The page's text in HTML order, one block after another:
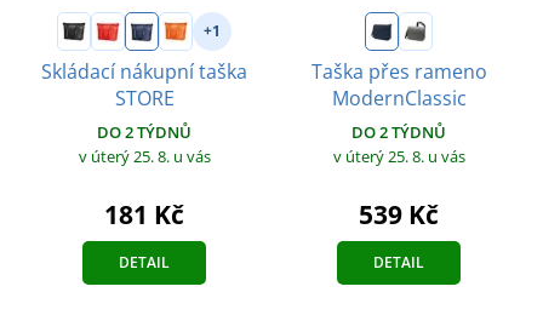
+1
Skládací nákupní taška
STORE
DO 2 TÝDNŮ
v úterý 25. 8. u vás
181 Kč
DETAIL
Taška přes rameno
ModernClassic
DO 2 TÝDNŮ
v úterý 25. 8. u vás
539 Kč
DETAIL